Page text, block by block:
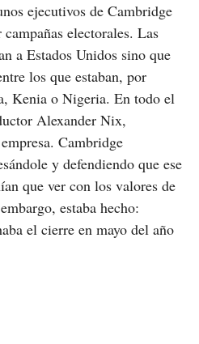
ejecutivos de Cambridge
electorales. Las
a Estados Unidos sino que
los que estaban, por
Kenia o Nigeria. En todo el
Alexander Nix,
Cambridge
y defendiendo que ese
que ver con los valores de
estaba hecho:
el cierre en mayo del año